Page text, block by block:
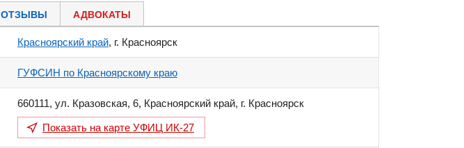
ОТЗЫВЫ АДВОКАТЫ
Красноярский край, г. Красноярск
ГУФСИН по Красноярскому краю
660111, ул. Кразовская, 6, Красноярский край, г. Красноярск
Показать на карте УФИЦ ИК-27